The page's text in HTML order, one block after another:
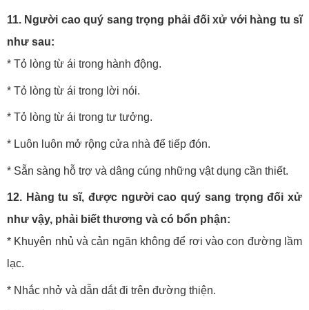
11. Người cao quý sang trọng phải đối xử với hàng tu sĩ
như sau:
* Tỏ lòng từ ái trong hành động.
* Tỏ lòng từ ái trong lời nói.
* Tỏ lòng từ ái trong tư tưởng.
* Luôn luôn mở rộng cửa nhà để tiếp đón.
* Sẵn sàng hỗ trợ và dâng cúng những vật dụng cần thiết.
12. Hàng tu sĩ, được người cao quý sang trọng đối xử
như vậy, phải biết thương và có bổn phận:
* Khuyên nhủ và cản ngăn không để rơi vào con đường lầm
lạc.
* Nhắc nhở và dẫn dắt đi trên đường thiện.